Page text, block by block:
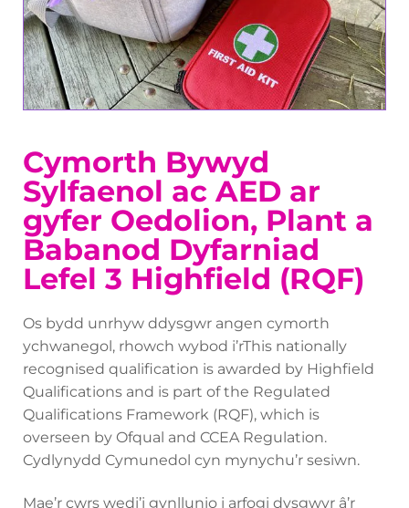
Cymorth Bywyd
Sylfaenol ac AED ar
gyfer Oedolion, Plant a
Babanod Dyfarniad
Lefel 3 Highfield (RQF)
Os bydd unrhyw ddysgwr angen cymorth
ychwanegol, rhowch wybod i’rThis nationally
recognised qualification is awarded by Highfield
Qualifications and is part of the Regulated
Qualifications Framework (RQF), which is
overseen by Ofqual and CCEA Regulation.
Cydlynydd Cymunedol cyn mynychu’r sesiwn.
Mae’r cwrs wedi’i gynllunio i arfogi dysgwyr â’r